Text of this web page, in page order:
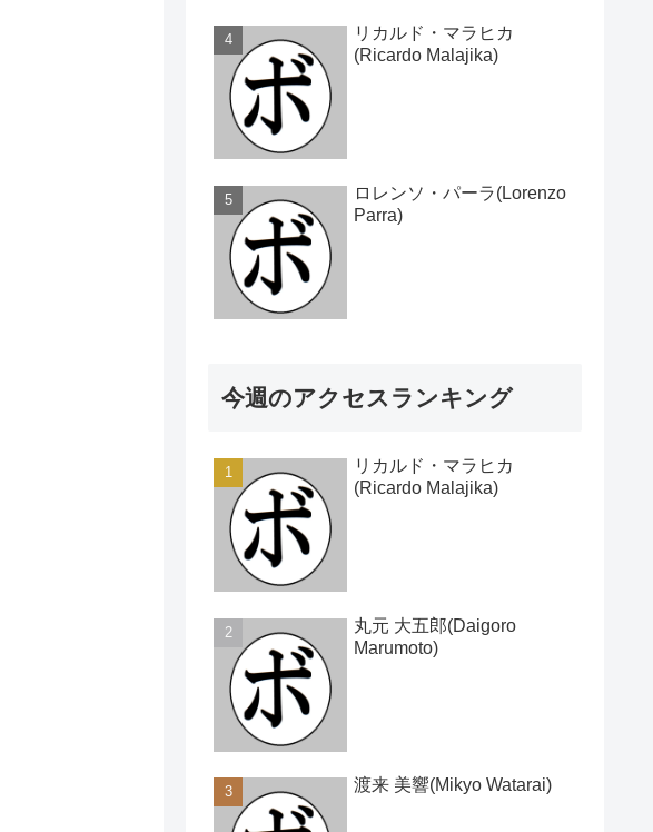
リカルド・マラヒカ
(Ricardo Malajika)
ロレンソ・パーラ(Lorenzo
Parra)
今週のアクセスランキング
リカルド・マラヒカ
(Ricardo Malajika)
丸元 大五郎(Daigoro
Marumoto)
渡来 美響(Mikyo Watarai)